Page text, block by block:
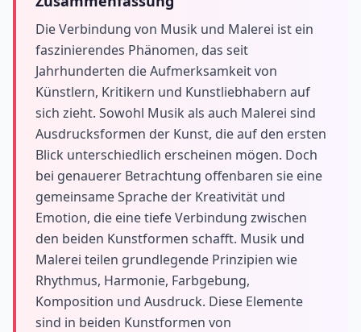
Die Verbindung von Musik und Malerei ist ein
faszinierendes Phänomen, das seit
Jahrhunderten die Aufmerksamkeit von
Künstlern, Kritikern und Kunstliebhabern auf
sich zieht. Sowohl Musik als auch Malerei sind
Ausdrucksformen der Kunst, die auf den ersten
Blick unterschiedlich erscheinen mögen. Doch
bei genauerer Betrachtung offenbaren sie eine
gemeinsame Sprache der Kreativität und
Emotion, die eine tiefe Verbindung zwischen
den beiden Kunstformen schafft. Musik und
Malerei teilen grundlegende Prinzipien wie
Rhythmus, Harmonie, Farbgebung,
Komposition und Ausdruck. Diese Elemente
sind in beiden Kunstformen von